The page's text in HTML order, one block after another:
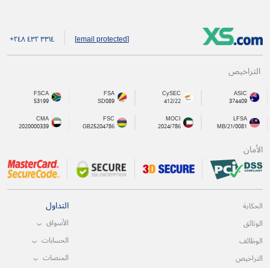
[email protected] +۲٤۸ ٤۳۲ ۳۳۱٤
التراخيص
ASIC
374409
CySEC
412/22
FSA
SD089
FSCA
53199
LFSA
MB/21/0081
MOCI
2024/786
FSC
GB25204786
CMA
2020000339
الأمان
الحكاية
الوثائق
الوظائف
التراخيص
التداول
الأسواق
الحسابات
المنصات